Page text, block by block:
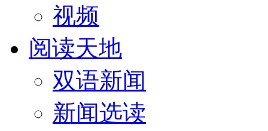
视频
阅读天地
双语新闻
新闻选读